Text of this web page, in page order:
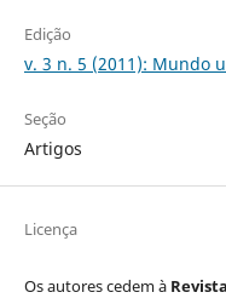
Edição
v. 3 n. 5 (2011): Mundo
Seção
Artigos
Licença
Os autores cedem à